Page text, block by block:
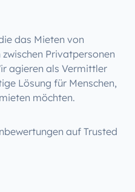
das Mieten von
Privatpersonen
agieren als Vermittler
Lösung für Menschen,
möchten.
auf Trusted